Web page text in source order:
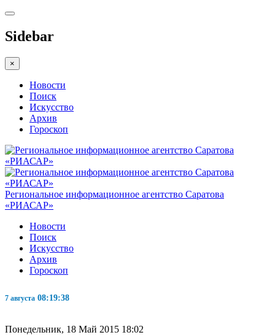
Sidebar
×
Новости
Поиск
Искусство
Архив
Гороскоп
Региональное информационное агентство Саратова
«РИАСАР»
Новости
Поиск
Искусство
Архив
Гороскоп
7 августа 08:19:39
Понедельник, 18 Май 2015 18:02